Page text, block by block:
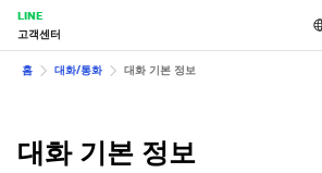
LINE
고객센터
홈 대화/통화 대화 기본 정보
대화 기본 정보